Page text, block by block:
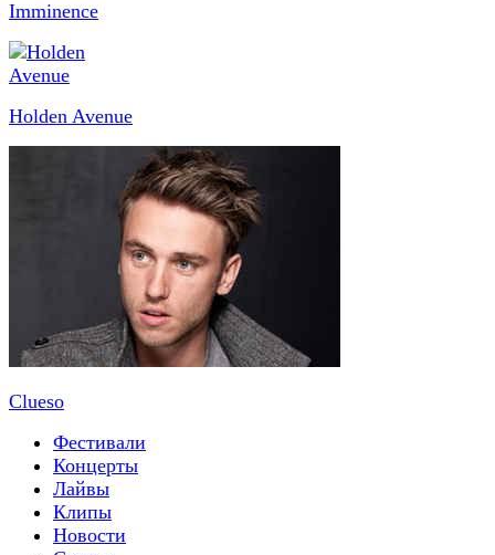
Imminence
Holden Avenue
Clueso
Фестивали
Концерты
Лайвы
Клипы
Новости